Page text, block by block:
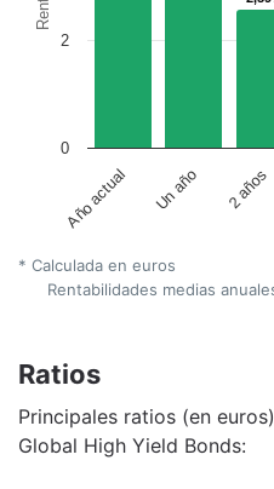
Año actual Un año 2 años
0
2
* Calculada en euros
Rentabilidades medias
Ratios
Principales ratios (en
Global High Yield Bonds: